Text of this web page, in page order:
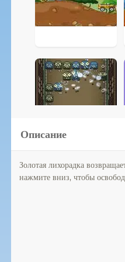
Описание
Золотая лихорадка
нажмите вниз, чтобы